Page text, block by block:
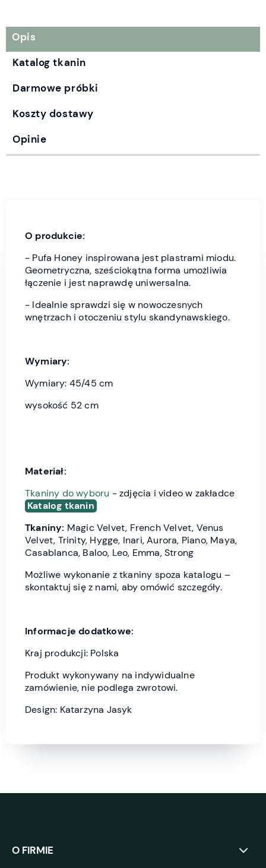
Opis
Katalog tkanin
Darmowe próbki
Koszty dostawy
Opinie
O produkcie:
- Pufa Honey inspirowana jest plastrami miodu.
Geometryczna, sześciokątna forma umożliwia
łączenie i jest naprawdę uniwersalna.
- Idealnie sprawdzi się w nowoczesnych
wnętrzach i otoczeniu stylu skandynawskiego.
Wymiary:
Wymiary: 45/45 cm
wysokość 52 cm
Materiał:
Tkaniny do wyboru - zdjęcia i video w zakładce
Katalog tkanin
Tkaniny: Magic Velvet, French Velvet, Venus
Velvet, Trinity, Hygge, Inari, Aurora, Piano, Maya,
Casablanca, Baloo, Leo, Emma, Strong
Możliwe wykonanie z tkaniny spoza katalogu –
skontaktuj się z nami, aby omówić szczegóły.
Informacje dodatkowe:
Kraj produkcji: Polska
Produkt wykonywany na indywidualne
zamówienie, nie podlega zwrotowi.
Design: Katarzyna Jasyk
O FIRMIE